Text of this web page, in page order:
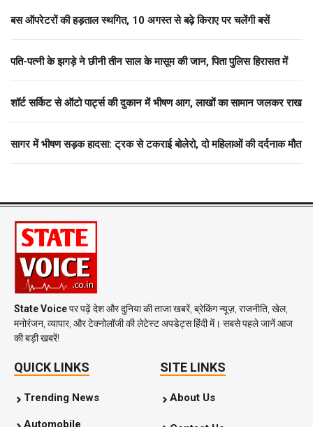
बस ऑपरेटरों की हड़ताल स्थगित, 10 अगस्त से बढ़े किराए पर चलेंगी बसें
पति-पत्नी के झगड़े ने छीनी तीन साल के मासूम की जान, पिता पुलिस हिरासत में
शॉर्ट सर्किट से ऑटो पार्ट्स की दुकान में भीषण आग, लाखों का सामान जलकर राख
सागर में भीषण सड़क हादसा: ट्रक से टकराई बोलेरो, दो महिलाओं की दर्दनाक मौत
State Voiceपर पढ़ें देश और दुनिया की ताजा खबरें, ब्रेकिंग न्यूज़, राजनीति, खेल,
मनोरंजन, व्यापार, और टेक्नोलॉजी की लेटेस्ट अपडेट्स हिंदी में। सबसे पहले जानें आज
की बड़ी खबरें!
QUICK LINKS
Trending News
Automobile
SITE LINKS
About Us